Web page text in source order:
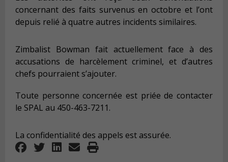
concernant des faits survenus en octobre et l’ont
depuis relié à quatre autres incidents similaires.
Zimbalist Bowman fait actuellement face à des
accusations de harcèlement criminel, et d’autres
chefs pourraient s’ajouter.
Toute personne concernée est priée de contacter
le SPAL au 450-463-7211.
La confidentialité des appels est assurée.